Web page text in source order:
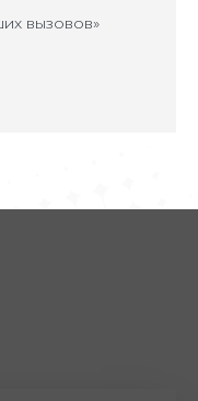
вызовов»